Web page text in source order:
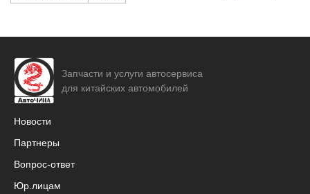
Запчасти и услуги автосервиса
для китайских автомобилей
Новости
Партнеры
Вопрос-ответ
Юр.лицам